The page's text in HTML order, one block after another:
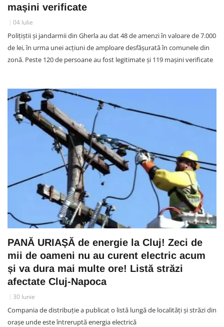
mașini verificate
04 Iulie
Polițiștii și jandarmii din Gherla au dat 48 de amenzi în valoare de 7.000
de lei, în urma unei acțiuni de amploare desfășurată în comunele din
zonă. Peste 120 de persoane au fost legitimate și 119 mașini verificate
PANĂ URIAȘĂ de energie la Cluj! Zeci de
mii de oameni nu au curent electric acum
și va dura mai multe ore! Listă străzi
afectate Cluj-Napoca
30 Iunie
Compania de distribuție a publicat o listă lungă de localități și străzi din
orașe unde este întreruptă energia electrică